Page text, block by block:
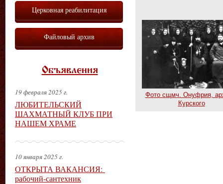
Фото сщмч. Онуфрия,
Курского
Церковная реабилитация
Файловый архив
Объявления
19 февраля 2025 г.
ЛЮБИТЕЛЬСКИЙ
ШАХМАТНЫЙ КЛУБ ПРИ
НАШЕМ ХРАМЕ
10 января 2025 г.
ОТКРЫТА ВАКАНСИЯ:
рабочий-сантехник